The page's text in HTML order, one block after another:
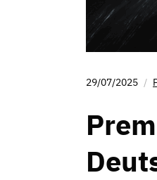
29/07/2025